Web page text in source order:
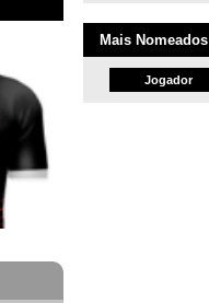
Mais Nomeados
Jogador